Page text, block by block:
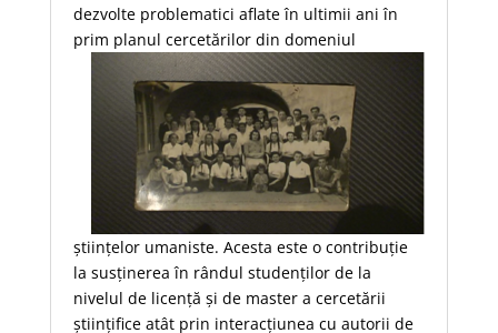
dezvolte problematici aflate în ultimii ani în
prim planul cercetărilor din domeniul
științelor umaniste. Acesta este o contribuție
la susținerea în rândul studenților de la
nivelul de licență și de master a cercetării
științifice atât prin interacțiunea cu autorii de